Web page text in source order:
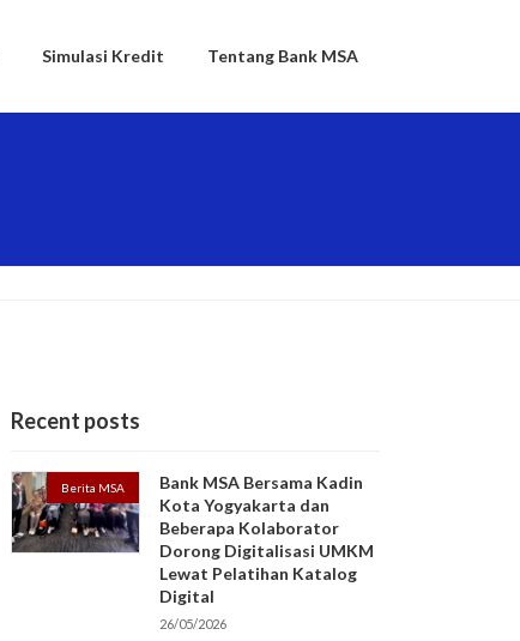
Simulasi Kredit Tentang Bank MSA
Recent posts
Berita MSA
Bank MSA Bersama Kadin
Kota Yogyakarta dan
Beberapa Kolaborator
Dorong Digitalisasi UMKM
Lewat Pelatihan Katalog
Digital
26/05/2026